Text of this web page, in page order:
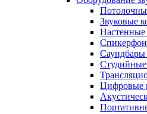
Звуковые
Настенные
Саундбары
Цифровые